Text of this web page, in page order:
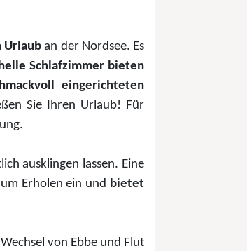
Urlauban der Nordsee. Es
Schlafzimmer bieten
eingerichteten
Sie Ihren Urlaub! Für
ausklingen lassen. Eine
Erholen ein und bietet
von Ebbe und Flut